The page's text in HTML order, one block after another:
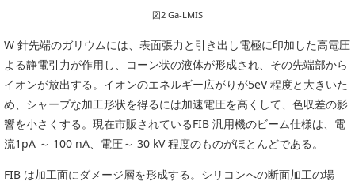
図2 Ga-LMIS
W 針先端のガリウムには、表面張力と引き出し電極に印加した高電圧
よる静電引力が作用し、コーン状の液体が形成され、その先端部から
イオンが放出する。イオンのエネルギー広がりが5eV 程度と大きいた
め、シャープな加工形状を得るには加速電圧を高くして、色収差の影
響を小さくする。現在市販されているFIB 汎用機のビーム仕様は、電
流1pA ～ 100 nA、電圧～ 30 kV 程度のものがほとんどである。
FIB は加工面にダメージ層を形成する。シリコンへの断面加工の場